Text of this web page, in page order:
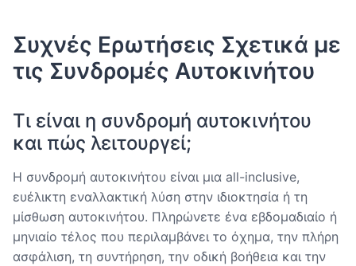
Συχνές Ερωτήσεις Σχετικά με
τις Συνδρομές Αυτοκινήτου
Τι είναι η συνδρομή αυτοκινήτου
και πώς λειτουργεί;
Η συνδρομή αυτοκινήτου είναι μια all-inclusive,
ευέλικτη εναλλακτική λύση στην ιδιοκτησία ή τη
μίσθωση αυτοκινήτου. Πληρώνετε ένα εβδομαδιαίο ή
μηνιαίο τέλος που περιλαμβάνει το όχημα, την πλήρη
ασφάλιση, τη συντήρηση, την οδική βοήθεια και την